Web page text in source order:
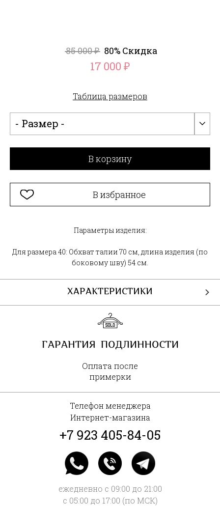
85 000₽ 80% Скидка
17 000 ₽
Таблица размеров
- Размер -
В корзину
В избранное
Параметры изделия:
Для размера 40: Обхват талии 70 см, длина изделия (по
боковому шву) 54 см.
ХАРАКТЕРИСТИКИ
ГАРАНТИЯ ПОДЛИННОСТИ
Оплата после
примерки
Телефон менеджера
Интернет-магазина
+7 923 405-84-05
ежедневно с 09:00 до 21:00
с 05:00 до 17:00 (по МСК)